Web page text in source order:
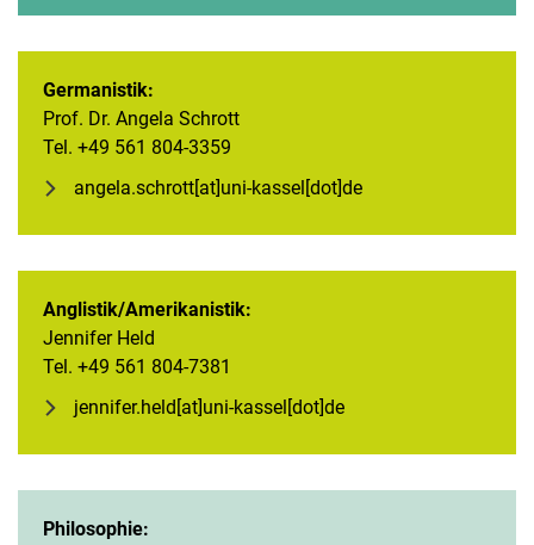
Germanistik:
Prof. Dr. Angela Schrott
Tel. +49 561 804-3359
angela.schrott[at]uni-kassel[dot]de
Anglistik/Amerikanistik:
Jennifer Held
Tel. +49 561 804-7381
jennifer.held[at]uni-kassel[dot]de
Philosophie: